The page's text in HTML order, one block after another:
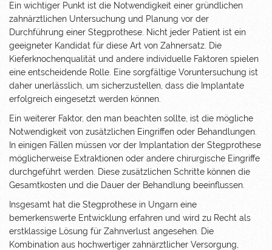
Ein wichtiger Punkt ist die Notwendigkeit einer gründlichen
zahnärztlichen Untersuchung und Planung vor der
Durchführung einer Stegprothese. Nicht jeder Patient ist ein
geeigneter Kandidat für diese Art von Zahnersatz. Die
Kieferknochenqualität und andere individuelle Faktoren spielen
eine entscheidende Rolle. Eine sorgfältige Voruntersuchung ist
daher unerlässlich, um sicherzustellen, dass die Implantate
erfolgreich eingesetzt werden können.
Ein weiterer Faktor, den man beachten sollte, ist die mögliche
Notwendigkeit von zusätzlichen Eingriffen oder Behandlungen.
In einigen Fällen müssen vor der Implantation der Stegprothese
möglicherweise Extraktionen oder andere chirurgische Eingriffe
durchgeführt werden. Diese zusätzlichen Schritte können die
Gesamtkosten und die Dauer der Behandlung beeinflussen.
Insgesamt hat die Stegprothese in Ungarn eine
bemerkenswerte Entwicklung erfahren und wird zu Recht als
erstklassige Lösung für Zahnverlust angesehen. Die
Kombination aus hochwertiger zahnärztlicher Versorgung,